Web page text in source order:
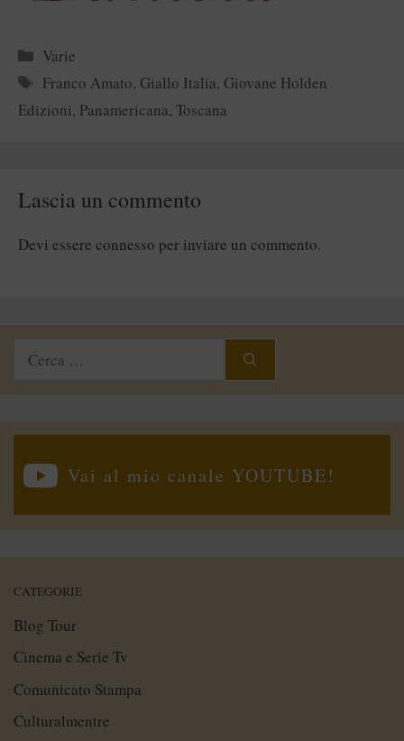
Categorie
Varie
Tag
Franco Amato, Giallo Italia, Giovane Holden
Edizioni, Panamericana, Toscana
Lascia un commento
Devi essere connesso per inviare un commento.
Vai al mio canale YOUTUBE!
CATEGORIE
Blog Tour
Cinema e Serie Tv
Comunicato Stampa
Culturalmentre